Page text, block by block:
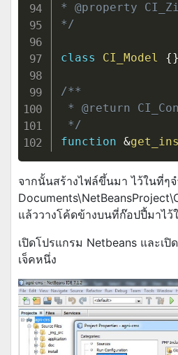
* @property
*/
class CI_Model {}
/**
* @return
*/
function &
จากนั้นสร้างไฟล์ขึ้นมา ไว้ในที่ๆ
แล้ววางโค้ดข้างบนที่ก๊อปปี้มาไว้
เปิดโปรแกรม Netbeans และเ
เจ็คหนึ่ง